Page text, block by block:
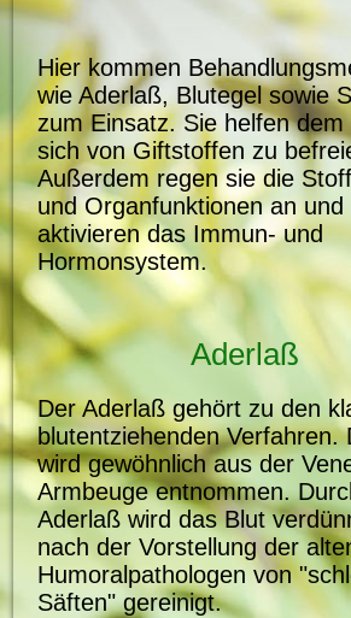
Hier kommen
wie Aderlaß, Blutegel sowie
zum Einsatz. Sie helfen dem
sich von Giftstoffen zu
Außerdem regen sie die
und Organfunktionen an und
aktivieren das Immun- und
Hormonsystem.
Aderlaß
Der Aderlaß gehört zu den
blutentziehenden Verfahren.
wird gewöhnlich aus der
Armbeuge entnommen.
Aderlaß wird das Blut
nach der Vorstellung der
Humoralpathologen von
Säften" gereinigt.